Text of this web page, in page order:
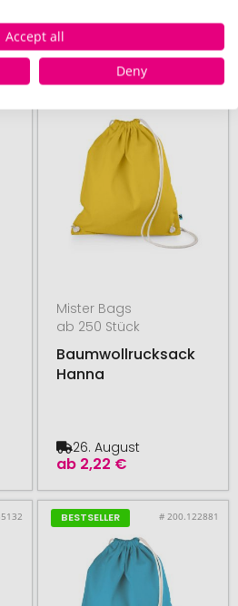
ab8,91 €
19. August
Mister Bags
ab 250 Stück
Baumwollrucksack
Hanna
ab 2,22 €
26. August
BESTSELLER # 200.122881
Accept all
Deny